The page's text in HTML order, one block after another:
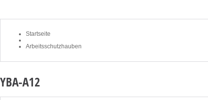
Startseite
Arbeitsschutzhauben
YBA-A12